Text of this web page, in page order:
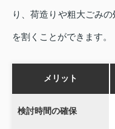
り、荷造りや粗大ごみ
を割くことができます。
メリット
検討時間の確保